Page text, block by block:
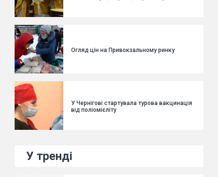
Огляд цін на Привокзальному ринку
У Чернігові стартувала турова вакцинація
від поліомієліту
У тренді